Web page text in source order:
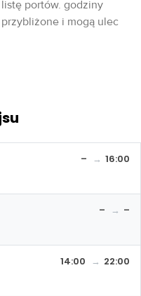
portów. godziny
i mogą ulec
– 16:00
– –
14:00 22:00